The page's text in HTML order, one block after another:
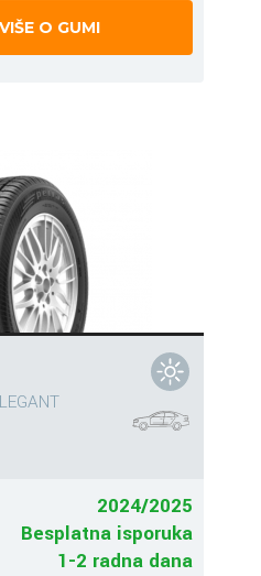
O GUMI
2024/2025
Besplatna isporuka
1-2 radna dana